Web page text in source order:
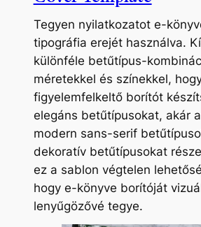
Tegyen nyilatkozatot e-
tipográfia erejét használva.
különféle betűtípus-
méretekkel és színekkel,
figyelemfelkeltő borítót
elegáns betűtípusokat, akár
modern sans-serif
dekoratív betűtípusokat
ez a sablon végtelen
hogy e-könyve borítóját
lenyűgözővé tegye.